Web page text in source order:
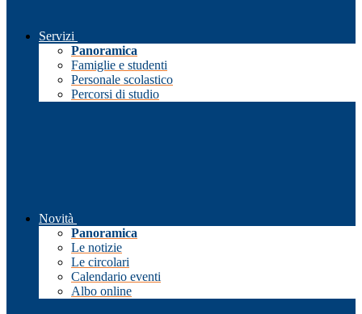
Servizi
Panoramica
Famiglie e studenti
Personale scolastico
Percorsi di studio
Novità
Panoramica
Le notizie
Le circolari
Calendario eventi
Albo online